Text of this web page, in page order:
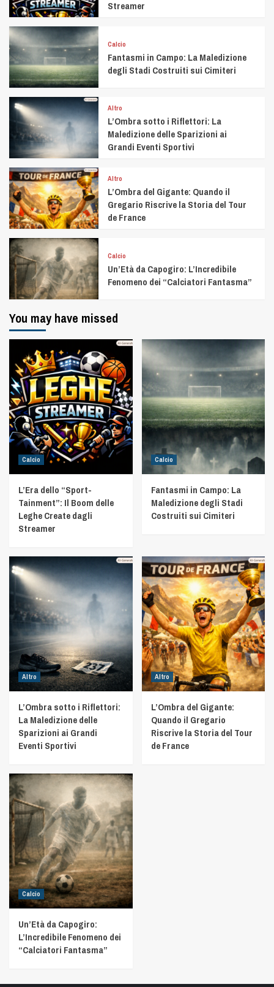
Streamer
Calcio
Fantasmi in Campo: La Maledizione
degli Stadi Costruiti sui Cimiteri
Altro
L’Ombra sotto i Riflettori: La
Maledizione delle Sparizioni ai
Grandi Eventi Sportivi
Altro
L’Ombra del Gigante: Quando il
Gregario Riscrive la Storia del Tour
de France
Calcio
Un’Età da Capogiro: L’Incredibile
Fenomeno dei “Calciatori Fantasma”
You may have missed
Calcio
L’Era dello “Sport-
Tainment”: Il Boom delle
Leghe Create dagli
Streamer
Calcio
Fantasmi in Campo: La
Maledizione degli Stadi
Costruiti sui Cimiteri
Altro
L’Ombra sotto i Riflettori:
La Maledizione delle
Sparizioni ai Grandi
Eventi Sportivi
Altro
L’Ombra del Gigante:
Quando il Gregario
Riscrive la Storia del Tour
de France
Calcio
Un’Età da Capogiro:
L’Incredibile Fenomeno dei
“Calciatori Fantasma”